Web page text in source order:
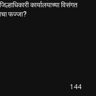
कार्यालयाच्या विसंगत
फज्जा?
144